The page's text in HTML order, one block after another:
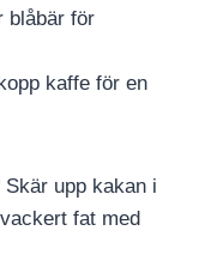
blåbär för
kaffe för en
upp kakan i
fat med